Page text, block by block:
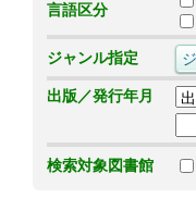
言語区分
ジャンル指定
出版／発行年月
検索対象図書館